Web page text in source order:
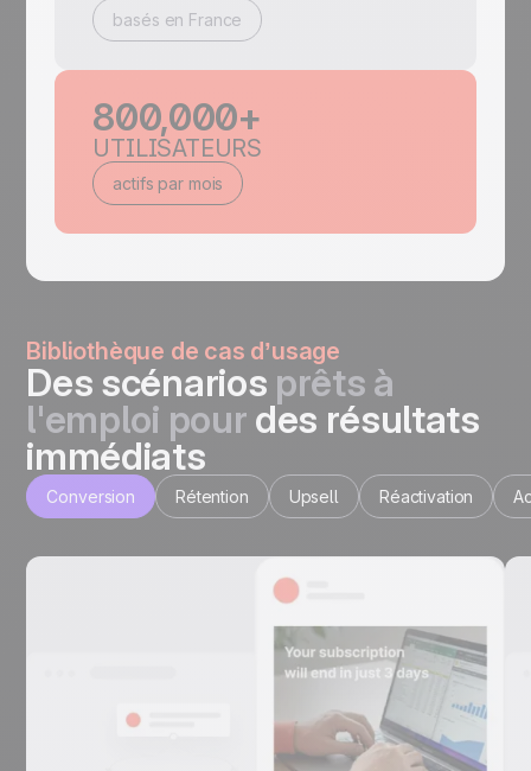
basés en France
800,000+
UTILISATEURS
actifs par mois
Bibliothèque de cas d’usage
Des scénarios prêts à
l'emploi pour des résultats
immédiats
Conversion Rétention Upsell Réactivation